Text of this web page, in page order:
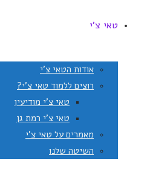
טאי צ'י
אודות הטאי צ'י
רוצים ללמוד טאי צ'י?
טאי צ'י מודיעין
טאי צ'י רמת גן
מאמרים על טאי צ'י
השיטה שלנו